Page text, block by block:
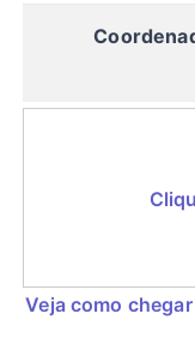
Veja como chegar